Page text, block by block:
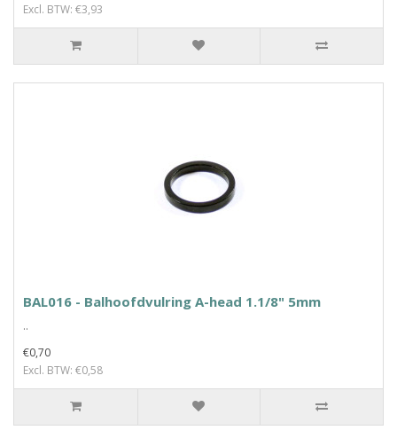
Excl. BTW: €3,93
BAL016 - Balhoofdvulring A-head 1.1/8" 5mm
..
€0,70
Excl. BTW: €0,58